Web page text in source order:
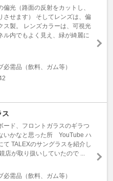
光（路面の反射をカットし、
させます） そしてレンズは、偏
ス製。 レンズカラーは、可視光
ル内でもよく見え、緑が綺麗に
需品（飲料、ガム等）
ス
ド、フロントガラスのギラつ
いかなと思った所 YouTube ハ
て TALEXのサングラスを紹介し
店が取り扱いしていたので ...
需品（飲料、ガム等）